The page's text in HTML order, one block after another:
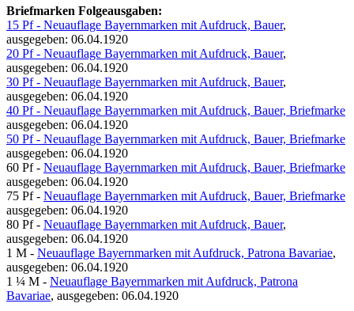
Briefmarken Folgeausgaben:
15 Pf - Neuauflage Bayernmarken mit Aufdruck, Bauer,
ausgegeben: 06.04.1920
20 Pf - Neuauflage Bayernmarken mit Aufdruck, Bauer,
ausgegeben: 06.04.1920
30 Pf - Neuauflage Bayernmarken mit Aufdruck, Bauer,
ausgegeben: 06.04.1920
40 Pf - Neuauflage Bayernmarken mit Aufdruck, Bauer, Briefmarke
ausgegeben: 06.04.1920
50 Pf - Neuauflage Bayernmarken mit Aufdruck, Bauer, Briefmarke
ausgegeben: 06.04.1920
60 Pf - Neuauflage Bayernmarken mit Aufdruck, Bauer, Briefmarke
ausgegeben: 06.04.1920
75 Pf - Neuauflage Bayernmarken mit Aufdruck, Bauer, Briefmarke
ausgegeben: 06.04.1920
80 Pf - Neuauflage Bayernmarken mit Aufdruck, Bauer,
ausgegeben: 06.04.1920
1 M - Neuauflage Bayernmarken mit Aufdruck, Patrona Bavariae,
ausgegeben: 06.04.1920
1 ¼ M - Neuauflage Bayernmarken mit Aufdruck, Patrona
Bavariae, ausgegeben: 06.04.1920